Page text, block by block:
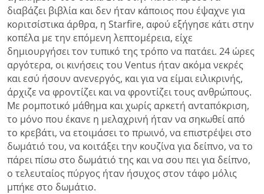
διαβάζει βιβλία και δεν ήταν κάποιος που έψαχνε για
κοριτσίστικα άρθρα, η Starfire, αφού εξήγησε κάτι στην
κοπέλα με την επόμενη λεπτομέρεια, είχε
δημιουργήσει τον τυπικό της τρόπο να πατάει. 24 ώρες
αργότερα, οι κινήσεις του Ventus ήταν ακόμα νεκρές
και εσύ ήσουν ανενεργός, και για να είμαι ειλικρινής,
άρχιζε να φροντίζει και να φροντίζει τους ανθρώπους.
Με ρομποτικό μάθημα και χωρίς αρκετή ανταπόκριση,
το μόνο που έκανε η μελαχρινή ήταν να σηκωθεί από
το κρεβάτι, να ετοιμάσει το πρωινό, να επιστρέψει στο
δωμάτιό του, να κοιτάξει την κουζίνα για δείπνο, να το
πάρει πίσω στο δωμάτιό της και να σου πει για δείπνο,
ο τελευταίος πύργος ήταν ήσυχος στον τάφο μόλις
μπήκε στο δωμάτιο.